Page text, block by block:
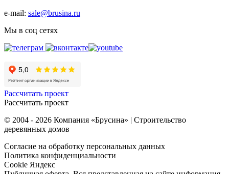
e-mail: sale@brusina.ru
Мы в соц сетях
Рассчитать проект
Рассчитать проект
© 2004 - 2026 Компания «Брусина» | Строительство
деревянных домов
Согласие на обработку персональных данных
Политика конфиденциальности
Cookie Яндекс